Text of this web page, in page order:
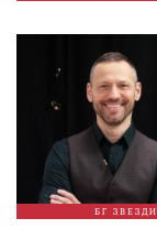
БГ ЗВЕЗДИ